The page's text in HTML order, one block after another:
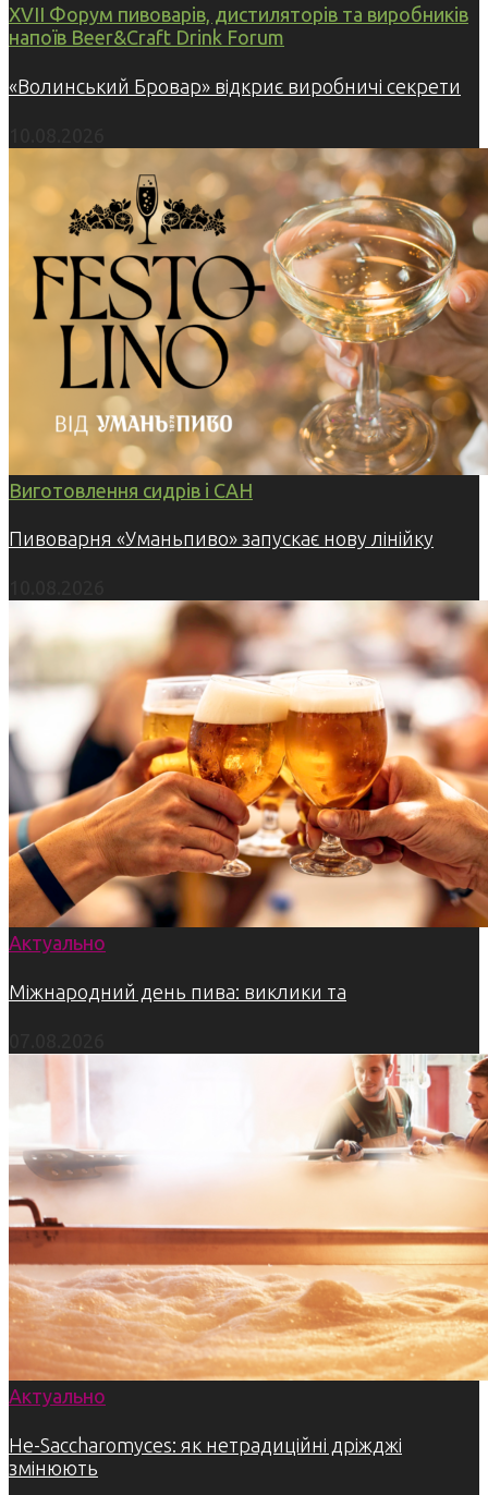
XVII Форум пивоварів, дистиляторів та виробників
напоїв Beer&Craft Drink Forum
«Волинський Бровар» відкриє виробничі секрети
Виготовлення сидрів і САН
Пивоварня «Уманьпиво» запускає нову лінійку
Актуально
Міжнародний день пива: виклики та
Актуально
Не-Saccharomyces: як нетрадиційні дріжджі
змінюють